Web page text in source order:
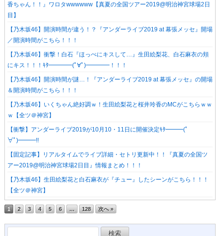
香ちゃん！！』ワロタwwwwww【真夏の全国ツアー2019@明治神宮球場2日
目】
【乃木坂46】開演時間が違う！？『アンダーライブ2019 at 幕張メッセ』開場
／開演時間がこちら！！！
【乃木坂46】衝撃！白石『ほっぺにキスして…』生田絵梨花、白石麻衣の頬
にキス！！！ｷﾀ━━━━(ﾟ∀ﾟ)━━━━！！！
【乃木坂46】開演時間が謎…！『アンダーライブ2019 at 幕張メッセ』の開場
＆開演時間がこちら！！！
【乃木坂46】いくちゃん絶好調ｗ！生田絵梨花と桜井玲香のMCがこちらｗｗ
ｗ【全ツ＠神宮】
【衝撃】アンダーライブ2019が10月10・11日に開催決定ｷﾀ━━━(ﾟ
∀ﾟ)━━━!!
【固定記事】リアルタイムでライブ詳細・セトリ更新中！！『真夏の全国ツ
アー2019@明治神宮球場2日目』情報まとめ！！！
【乃木坂46】生田絵梨花と白石麻衣が『チュー』したシーンがこちら！！！
【全ツ＠神宮】
1 2 3 4 5 6 … 128 次へ »